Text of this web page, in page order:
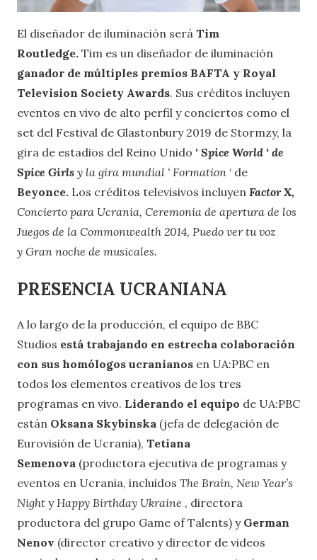
El diseñador de iluminación será Tim
Routledge. Tim es un diseñador de iluminación
ganador de múltiples premios BAFTA y Royal
Television Society Awards. Sus créditos incluyen
eventos en vivo de alto perfil y conciertos como el
set del Festival de Glastonbury 2019 de Stormzy, la
gira de estadios del Reino Unido ‘ Spice World ‘ de
Spice Girls y la gira mundial ‘ Formation ‘ de
Beyonce. Los créditos televisivos incluyen Factor X,
Concierto para Ucrania, Ceremonia de apertura de los
Juegos de la Commonwealth 2014, Puedo ver tu voz
y Gran noche de musicales.
PRESENCIA UCRANIANA
A lo largo de la producción, el equipo de BBC
Studios está trabajando en estrecha colaboración
con sus homólogos ucranianos en UA:PBC en
todos los elementos creativos de los tres
programas en vivo. Liderando el equipo de UA:PBC
están Oksana Skybinska (jefa de delegación de
Eurovisión de Ucrania), Tetiana
Semenova (productora ejecutiva de programas y
eventos en Ucrania, incluidos The Brain, New Year’s
Night y Happy Birthday Ukraine , directora
productora del grupo Game of Talents) y German
Nenov (director creativo y director de videos